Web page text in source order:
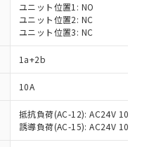
ユニット位置1: NO
ユニット位置2: NC
ユニット位置3: NC
1a+2b
10A
抵抗負荷(AC-12): AC24V 10A/
誘導負荷(AC-15): AC24V
（10物質）の
供可能な商品で
10物質）の非含